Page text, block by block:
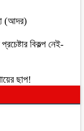
(আদর)
বিকল্প নেই-
ছাপ!